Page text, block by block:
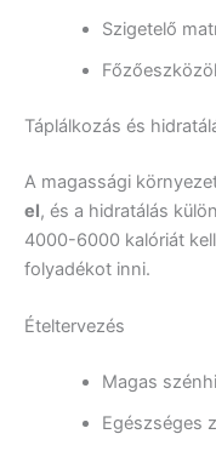
Szigetelő
Táplálkozás és
A magassági
el, és a hidratálás
4000-6000 kalóriát
folyadékot inni.
Ételtervezés
Magas
Egészséges